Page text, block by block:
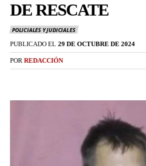
DE RESCATE
POLICIALES Y JUDICIALES
PUBLICADO EL 29 DE OCTUBRE DE 2024
POR REDACCIÓN